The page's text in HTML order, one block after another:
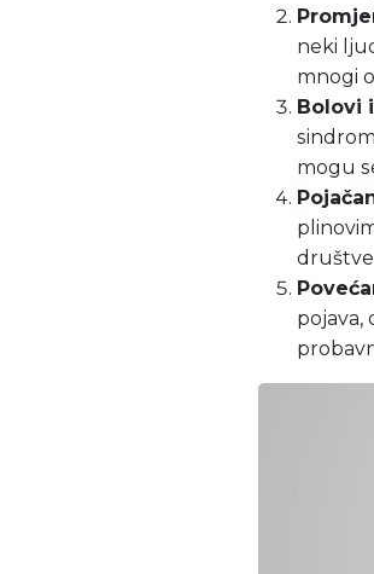
neki
mnogi
Bolovi
mogu
pojava,